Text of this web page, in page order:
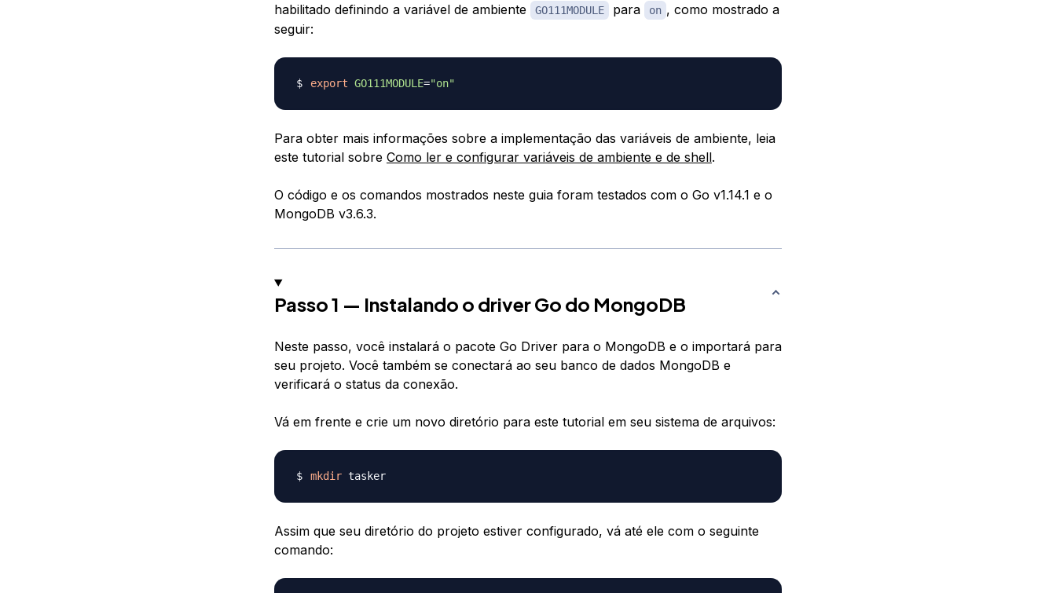
habilitado definindo a variável de ambiente
GO111MODULE para on , como mostrado a
seguir:
export GO111MODULE="on"
Para obter mais informações sobre a implementação das variáveis de ambiente, leia
este tutorial sobre Como ler e configurar variáveis de ambiente e de shell.
O código e os comandos mostrados neste guia foram testados com o Go v1.14.1 e o
MongoDB v3.6.3.
Passo 1 — Instalando o driver Go do MongoDB
Neste passo, você instalará o pacote Go Driver para o MongoDB e o importará para
seu projeto. Você também se conectará ao seu banco de dados MongoDB e
verificará o status da conexão.
Vá em frente e crie um novo diretório para este tutorial em seu sistema de arquivos:
mkdir tasker
Assim que seu diretório do projeto estiver configurado, vá até ele com o seguinte
comando: